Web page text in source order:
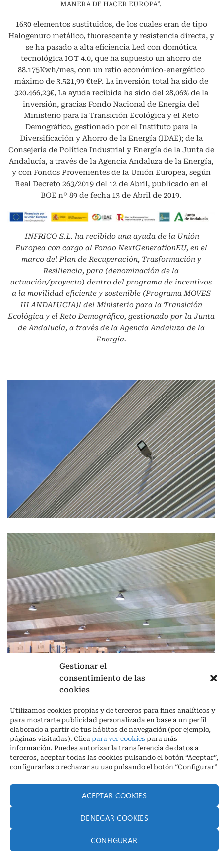
Gestionar el
consentimiento de las
cookies
Utilizamos cookies propias y de terceros para fines analíticos y
para mostrarte publicidad personalizada en base a un perfil
elaborado a partir de tus hábitos de navegación (por ejemplo,
páginas visitadas). Clica para ver cookies para más
información. Puedes autorizar la transferencia de datos a
terceros, aceptar todas las cookies pulsando el botón “Aceptar”,
configurarlas o rechazar su uso pulsando el botón “Configurar”
ACEPTAR COOKIES
DENEGAR COOKIES
CONFIGURAR
MANERA DE HACER EUROPA”.
1630 elementos sustituidos, de los cuales eran de tipo
Halogenuro metálico, fluorescente y resistencia directa, y
se ha pasado a alta eficiencia Led con domótica
tecnológica IOT 4.0, que ha supuesto un ahorro de
88.175Kwh/mes, con un ratio económico-energético
máximo de 3.521,99 €teP. La inversión total ha sido de
320.466,23€, La ayuda recibida ha sido del 28,06% de la
inversión, gracias Fondo Nacional de Energía del
Ministerio para la Transición Ecológica y el Reto
Demográfico, gestionado por el Instituto para la
Diversificación y Ahorro de la Energía (IDAE); de la
Consejería de Política Industrial y Energía de la Junta de
Andalucía, a través de la Agencia Andaluza de la Energía,
y con Fondos Provenientes de la Unión Europea, según
Real Decreto 263/2019 del 12 de Abril, publicado en el
BOE nº 89 de fecha 13 de Abril de 2019.
INFRICO S.L. ha recibido una ayuda de la Unión
Europea con cargo al Fondo NextGenerationEU, en el
marco del Plan de Recuperación, Trasformación y
Resiliencia, para (denominación de la
actuación/proyecto) dentro del programa de incentivos
a la movilidad eficiente y sostenible (Programa MOVES
III ANDALUCIA)l del Ministerio para la Transición
Ecológica y el Reto Demográfico, gestionado por la Junta
de Andalucía, a través de la Agencia Andaluza de la
Energía.
Aviso legal|Política de privacidad
Ctra. A-3132, De Aguilar a A-318 por Moriles km 15,5 M.I. (Córdoba)
España
COORDENADAS: Latitud: 37,40 – Longitud -04,58 | Telf. + 34 957 51
30 68
info@infrico.com Infrico SL 2026©. Diseñado porBabait Technology